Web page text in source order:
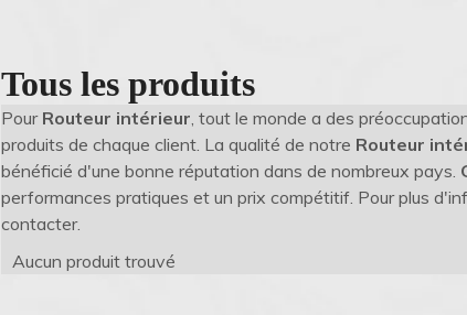
Tous les produits
Pour Routeur intérieur, tout le monde a des
produits de chaque client. La qualité de notre Routeur
bénéficié d'une bonne réputation dans de nombreux pays.
performances pratiques et un prix compétitif. Pour plus
contacter.
Aucun produit trouvé